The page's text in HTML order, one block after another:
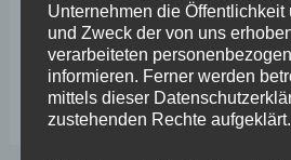
erstickt im Verkehr“
Wefelscheid besichtigt Fort
Wefelscheid bei 3-jährigem
Unternehmen die Öffentlichkeit
und Zweck der von uns
verarbeiteten
informieren. Ferner werden
mittels dieser
zustehenden Rechte aufgeklärt.